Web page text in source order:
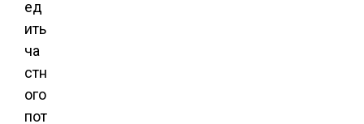
ед
ить
ча
стн
ого
пот